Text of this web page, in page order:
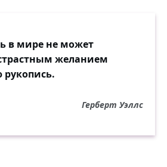
в мире не может
желанием
Герберт Уэллс